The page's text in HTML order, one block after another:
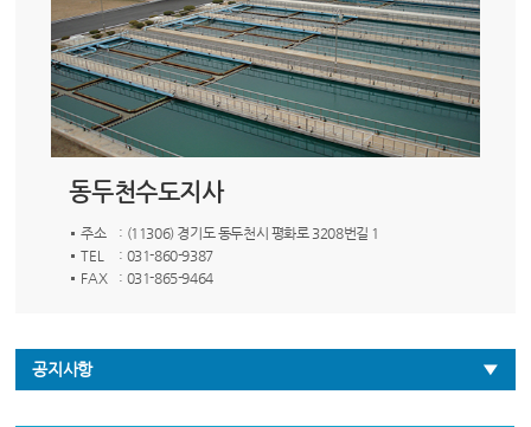
동두천수도지사
주소
: (11306) 경기도 동두천시 평화로 3208번길 1
TEL
: 031-860-9387
FAX
: 031-865-9464
공지사항